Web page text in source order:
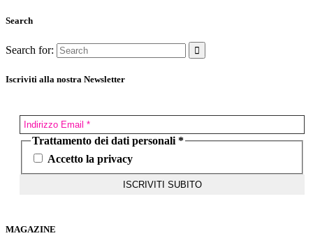
Search
Search for:
Iscriviti alla nostra Newsletter
Trattamento dei dati personali *
Accetto la privacy
MAGAZINE